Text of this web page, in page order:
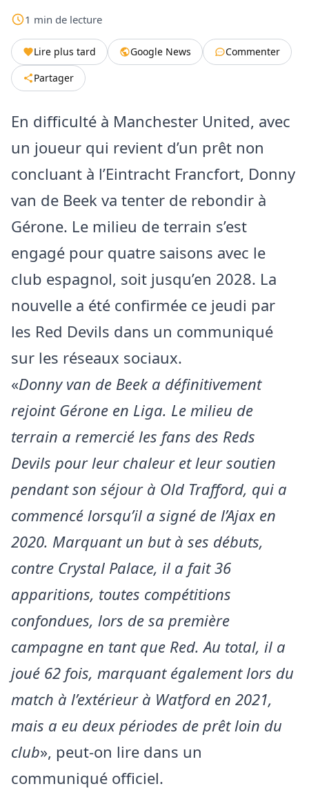
1 min de lecture
Lire plus tard Google News
Commenter
Partager
En difficulté à Manchester United, avec
un joueur qui revient d’un prêt non
concluant à l’Eintracht Francfort, Donny
van de Beek va tenter de rebondir à
Gérone. Le milieu de terrain s’est
engagé pour quatre saisons avec le
club espagnol, soit jusqu’en 2028. La
nouvelle a été confirmée ce jeudi par
les Red Devils dans un communiqué
sur les réseaux sociaux.
«Donny van de Beek a définitivement
rejoint Gérone en Liga. Le milieu de
terrain a remercié les fans des Reds
Devils pour leur chaleur et leur soutien
pendant son séjour à Old Trafford, qui a
commencé lorsqu’il a signé de l’Ajax en
2020. Marquant un but à ses débuts,
contre Crystal Palace, il a fait 36
apparitions, toutes compétitions
confondues, lors de sa première
campagne en tant que Red. Au total, il a
joué 62 fois, marquant également lors du
match à l’extérieur à Watford en 2021,
mais a eu deux périodes de prêt loin du
club», peut-on lire dans un
communiqué officiel.